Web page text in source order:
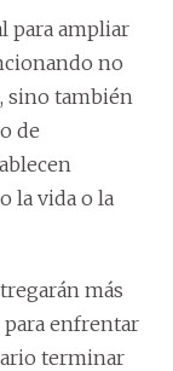
para ampliar
no
sino también
de
la vida o la
más
enfrentar
terminar